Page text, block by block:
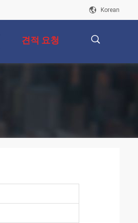
Korean
견적 요청